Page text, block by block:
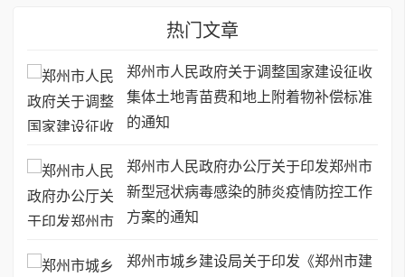
热门文章
郑州市人民政府关于调整国家建设征收
集体土地青苗费和地上附着物补偿标准
的通知
郑州市人民政府办公厅关于印发郑州市
新型冠状病毒感染的肺炎疫情防控工作
方案的通知
郑州市城乡建设局关于印发《郑州市建